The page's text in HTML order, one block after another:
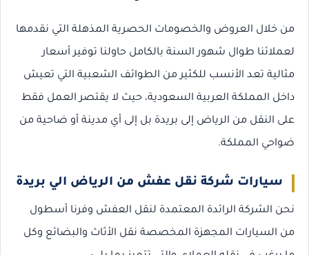
من خلال العروض والخصومات الحصرية المذهلة التي نقدمها
لعملائنا طوال شهور السنة بالكامل حاولنا توفير أسعار
مثالية تعد الأنسب للكثير من الطوائف الشعبية التي تعيش
داخل المملكة العربية السعودية، حيث لا يقتصر العمل فقط
على النقل من الرياض إلى بريدة بل إلى أي مدينة أو ضاحية من
ضواحي المملكة.
سيارات شركة نقل عفش من الرياض الي بريدة
نحن الشركة الرائدة المعتمدة لنقل العفش وفرنا أسطول
من السيارات المجهزة المخصصة نقل الأثاث والبضائع وكل